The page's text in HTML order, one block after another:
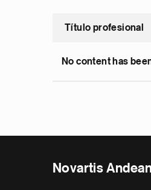
Título profesional
No content has
Novartis